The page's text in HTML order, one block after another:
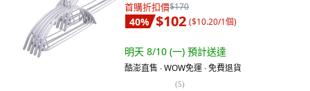
首購折扣價$170
40% $102 ($10.20/1個)
明天 8/10 (一) 預計送達
酷澎直售 ∙ WOW免運 ∙ 免費退貨
(5)